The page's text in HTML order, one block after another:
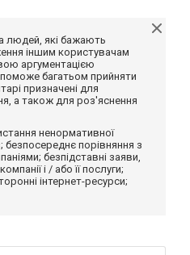
людей, які бажають
іншим користувачам
аргументацією
багатьом прийняти
призначені для
а також для роз'яснення
ненормативної
безпосереднє порівняння з
безпідставні заяви,
і / або її послуги;
інтернет-ресурси;